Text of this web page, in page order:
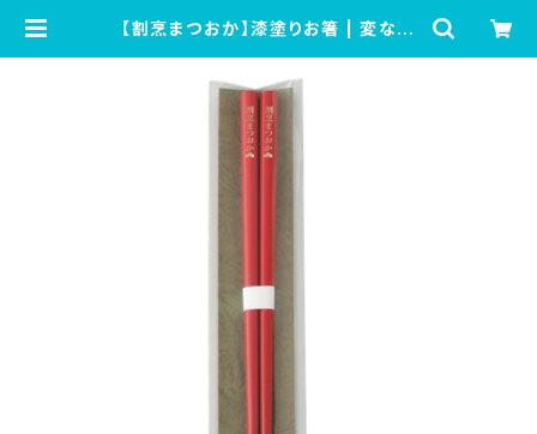
【割烹まつおか】漆塗りお箸 | 変な生